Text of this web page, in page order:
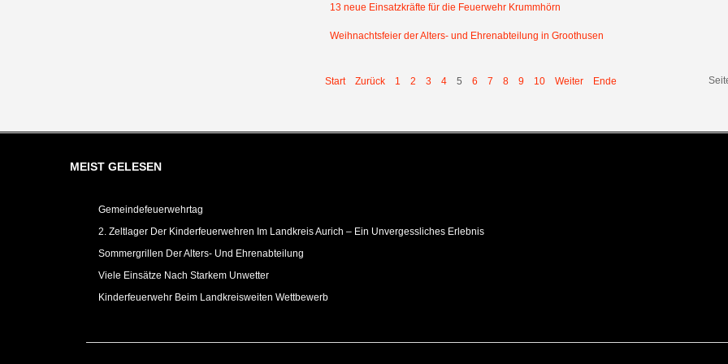
13 neue Einsatzkräfte für die Feuerwehr Krummhörn
Weihnachtsfeier der Alters- und Ehrenabteilung in Groothusen
Start Zurück 1 2 3 4 5 6 7 8 9 10 Weiter Ende
MEIST GELESEN
Gemeindefeuerwehrtag
2. Zeltlager Der Kinderfeuerwehren Im Landkreis Aurich – Ein Unvergessliches Erlebnis
Sommergrillen Der Alters- Und Ehrenabteilung
Viele Einsätze Nach Starkem Unwetter
Kinderfeuerwehr Beim Landkreisweiten Wettbewerb